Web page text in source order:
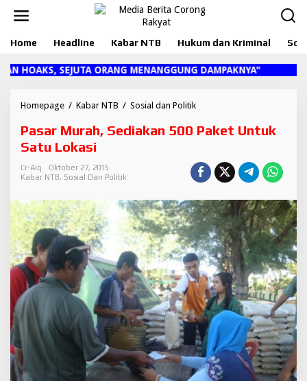
Home Headline Kabar NTB Hukum dan Kriminal
SEJUTA ORANG MENANGGUNG DAMPAKNYA"
Homepage / Kabar NTB / Sosial dan Politik
s
M
u
a
h
S
e
d
i
a
k
a
n
5
0
0
Pasar Murah, Sediakan 500 Paket Untuk
Satu Lokasi
Cr-Aiq
Oktober 27, 2015
Kabar NTB, Sosial Dan Politik